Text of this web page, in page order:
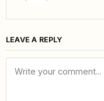
LEAVE A REPLY